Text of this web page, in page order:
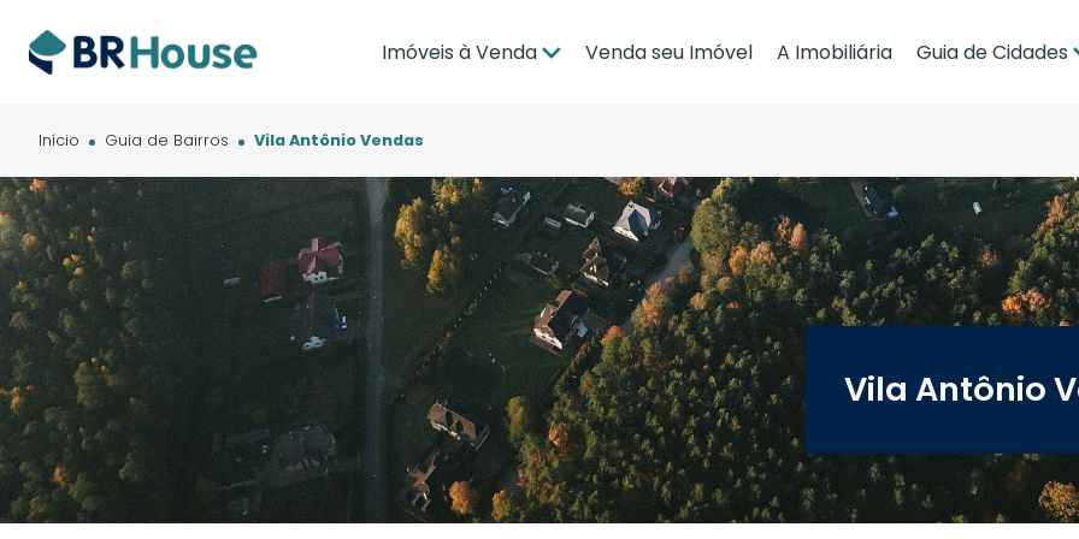
Imóveis à Venda
Imóveis em Cuiabá
Venda seu Imóvel A Imobiliária Guia de Cidades
Cuiabá
Guia de Regiões
Início Guia de Bairros Vila Antônio Vendas
Vila Antônio